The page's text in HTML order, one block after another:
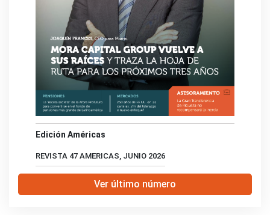
Edición Américas
REVISTA 47 AMERICAS, JUNIO 2026
Ver último número